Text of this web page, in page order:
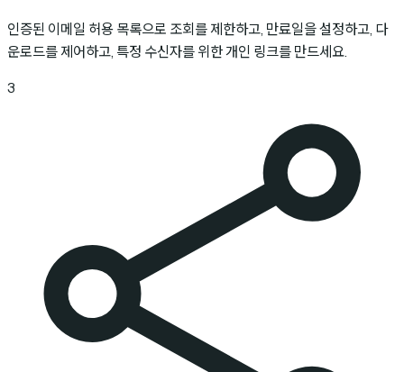
인증된 이메일 허용 목록으로 조회를 제한하고, 만료일을 설정하고, 다
운로드를 제어하고, 특정 수신자를 위한 개인 링크를 만드세요.
3